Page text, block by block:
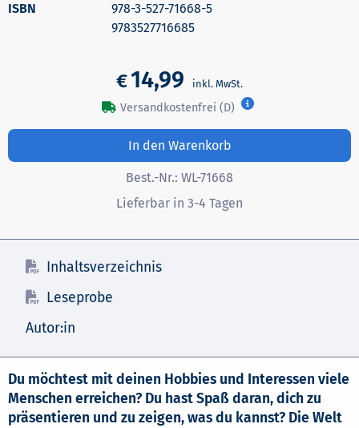
978-3-527-71668-5
9783527716685
€14,99
Versandkostenfrei (D)
In den Warenkorb
Best.-Nr.: WL-71668
Lieferbar in 3-4 Tagen
Inhaltsverzeichnis
Leseprobe
Autor:in
Du möchtest mit deinen Hobbies und Interessen viele
Menschen erreichen? Du hast Spaß daran, dich zu
präsentieren und zu zeigen, was du kannst? Die Welt